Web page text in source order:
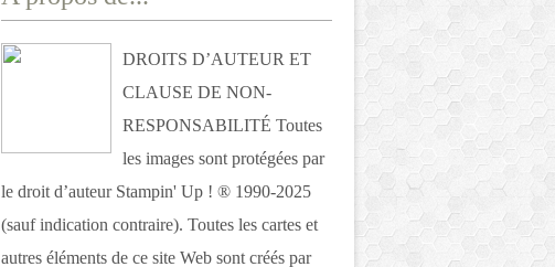
DROITS D’AUTEUR ET
CLAUSE DE NON-
RESPONSABILITÉ Toutes
les images sont protégées par
le droit d’auteur Stampin' Up ! ® 1990-2025
(sauf indication contraire). Toutes les cartes et
autres éléments de ce site Web sont créés par